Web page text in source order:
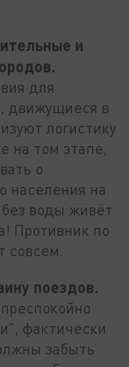
и
для
движущиеся в
логистику
на том этапе,
о
населения на
воды живёт
Противник по
совсем.
поездов.
фактически
забыть